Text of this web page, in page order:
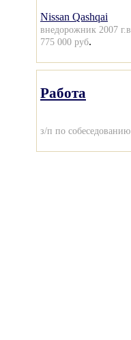
Nissan Qashqai
внедорожник 2007 г.в.
775 000 руб.
Работа
з/п по собеседованию